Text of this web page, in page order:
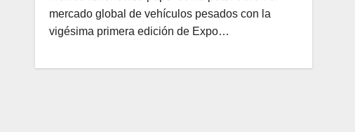
mercado global de vehículos pesados con la
vigésima primera edición de Expo…